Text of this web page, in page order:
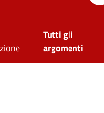
Tutti gli
argomenti